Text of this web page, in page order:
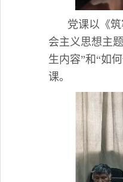
党课以《
会主义思想主
生内容”和“如
课。